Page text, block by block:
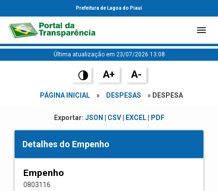
Prefeitura de Lagoa do Piauí
Última atualização em 23/07/2026 13:08
A+ A-
PÁGINA INICIAL » DESPESAS » DESPESA
Exportar: JSON CSV| EXCEL| PDF
Detalhes do Empenho
Empenho
0803116